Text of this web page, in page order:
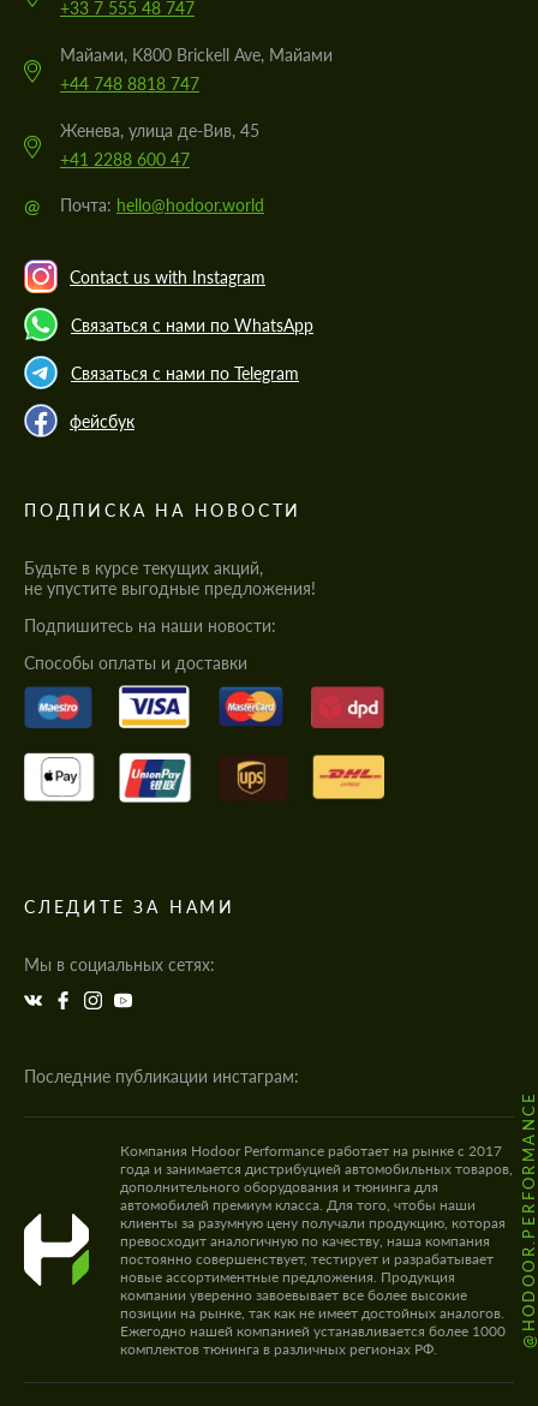
+33 7 555 48 747
Майами, K800 Brickell Ave, Майами
+44 748 8818 747
Женева, улица де-Вив, 45
+41 2288 600 47
@ Почта: hello@hodoor.world
Contact us with Instagram
Связаться с нами по WhatsApp
Связаться с нами по Telegram
фейсбук
ПОДПИСКА НА НОВОСТИ
Будьте в курсе текущих акций,
не упустите выгодные предложения!
Подпишитесь на наши новости:
Cпособы оплаты и доставки
СЛЕДИТЕ ЗА НАМИ
Мы в социальных сетях:
Последние публикации инстаграм:
@HODOOR.PERFORMANCE
Компания Hodoor Performance работает на рынке с 2017
года и занимается дистрибуцией автомобильных товаров,
дополнительного оборудования и тюнинга для
автомобилей премиум класса. Для того, чтобы наши
клиенты за разумную цену получали продукцию, которая
превосходит аналогичную по качеству, наша компания
постоянно совершенствует, тестирует и разрабатывает
новые ассортиментные предложения. Продукция
компании уверенно завоевывает все более высокие
позиции на рынке, так как не имеет достойных аналогов.
Ежегодно нашей компанией устанавливается более 1000
комплектов тюнинга в различных регионах РФ.